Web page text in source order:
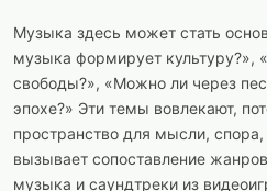
Музыка здесь может стать
музыка формирует культуру?»,
свободы?», «Можно ли через
эпохе?» Эти темы вовлекают,
пространство для мысли,
вызывает сопоставление
музыка и саундтреки из